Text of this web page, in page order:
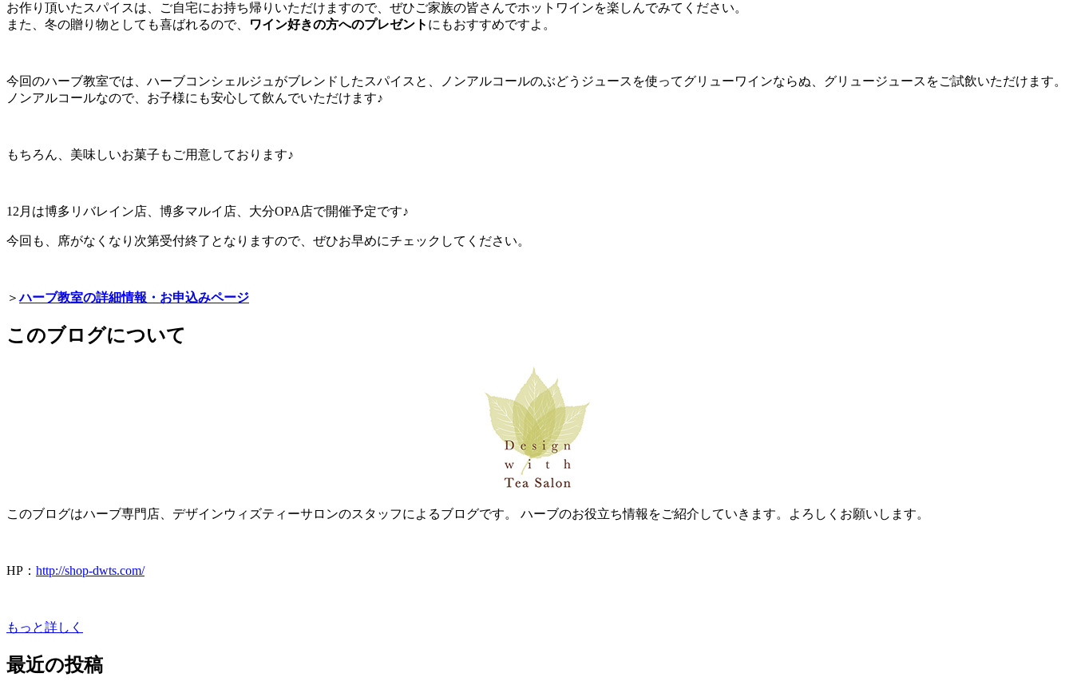
お作り頂いたスパイスは、ご自宅にお持ち帰りいただけますので、ぜひご家族の皆さんでホットワインを楽しんでみてください。
また、冬の贈り物としても喜ばれるので、
ワイン好きの方へのプレゼント にもおすすめですよ。
今回のハーブ教室では、ハーブコンシェルジュがブレンドしたスパイスと、ノンアルコールのぶどうジュースを使ってグリューワインならぬ、グリュージュースをご試飲いただけます。
ノンアルコールなので、お子様にも安心して飲んでいただけます♪
もちろん、美味しいお菓子もご用意しております♪
12月は博多リバレイン店、博多マルイ店、大分OPA店で開催予定です♪
今回も、席がなくなり次第受付終了となりますので、ぜひお早めにチェックしてください。
＞ハーブ教室の詳細情報・お申込みページ
このブログについて
このブログはハーブ専門店、デザインウィズティーサロンのスタッフによるブログです。 ハーブのお役立ち情報をご紹介していきます。よろしくお願いします。
HP： http://shop-dwts.com/
もっと詳しく
最近の投稿